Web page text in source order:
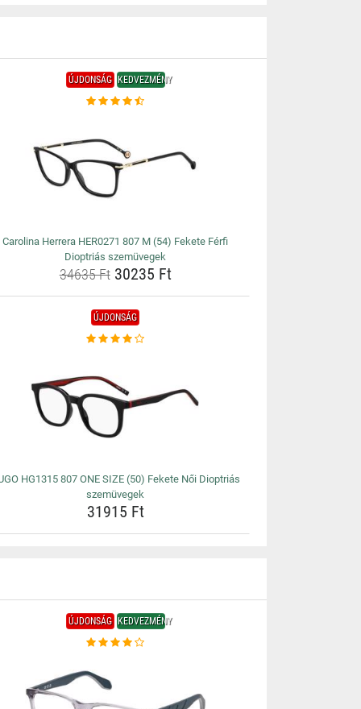
ÚJDONSÁG KEDVEZMÉNY
Carolina Herrera HER0271 807 M (54) Fekete Férfi
Dioptriás szemüvegek
34635 Ft30235 Ft
ÚJDONSÁG
HG1315 807 ONE SIZE (50) Fekete Női Dioptriás
szemüvegek
31915 Ft
ÚJDONSÁG KEDVEZMÉNY